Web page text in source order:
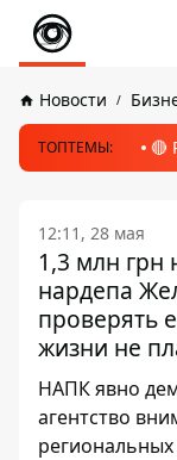
Новости
ТОПТЕМЫ: 🔴
12:11, 28 мая
1,3 млн грн
нардепа
проверять
жизни не
НАПК явно
агентство